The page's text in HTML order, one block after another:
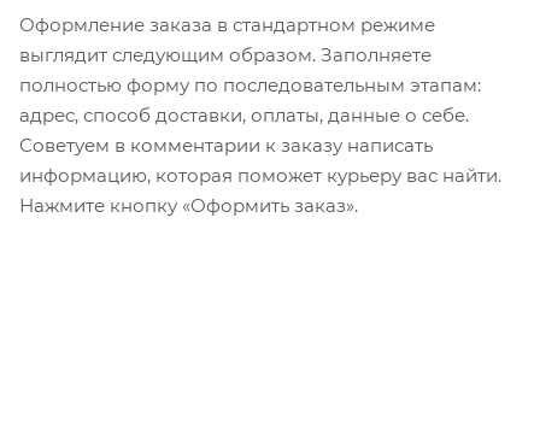
Оформление заказа в стандартном режиме
выглядит следующим образом. Заполняете
полностью форму по последовательным этапам:
адрес, способ доставки, оплаты, данные о себе.
Советуем в комментарии к заказу написать
информацию, которая поможет курьеру вас найти.
Нажмите кнопку «Оформить заказ».